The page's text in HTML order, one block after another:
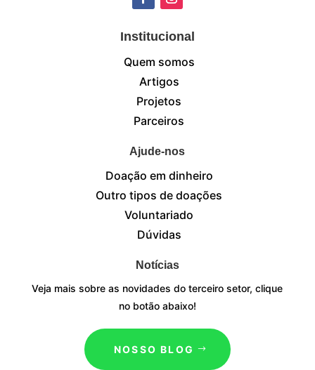
Institucional
Quem somos
Artigos
Projetos
Parceiros
Ajude-nos
Doação em dinheiro
Outro tipos de doações
Voluntariado
Dúvidas
Notícias
Veja mais sobre as novidades do terceiro setor, clique
no botão abaixo!
NOSSO BLOG